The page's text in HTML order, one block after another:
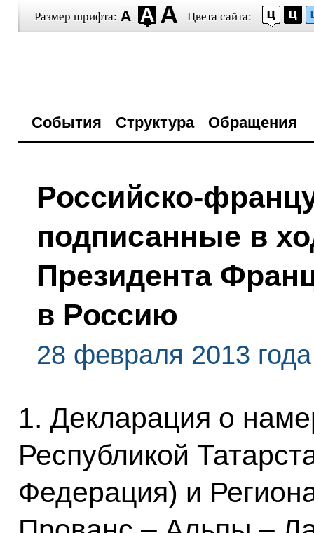
Размер шрифта: Цвета сайта:
События Структура Обращения
Российско-
подписанные в
Президента
в Россию
28 февраля 2013 года
1. Декларация о
Республикой
Федерация) и